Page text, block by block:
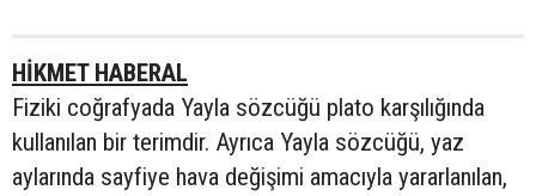
HİKMET HABERAL
Fiziki coğrafyada Yayla sözcüğü plato karşılığında
kullanılan bir terimdir. Ayrıca Yayla sözcüğü, yaz
aylarında sayfiye hava değişimi amacıyla yararlanılan,